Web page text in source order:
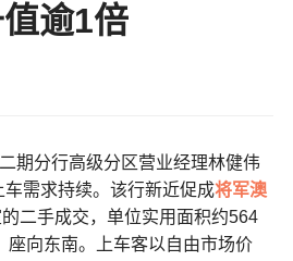
逾1倍
期分行高级分区营业经理林健伟
车需求持续。该行新近促成将军澳
二手成交，单位实用面积约564
座向东南。上车客以自由市场价